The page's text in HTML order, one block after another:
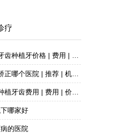
疗
哪家好
的医院